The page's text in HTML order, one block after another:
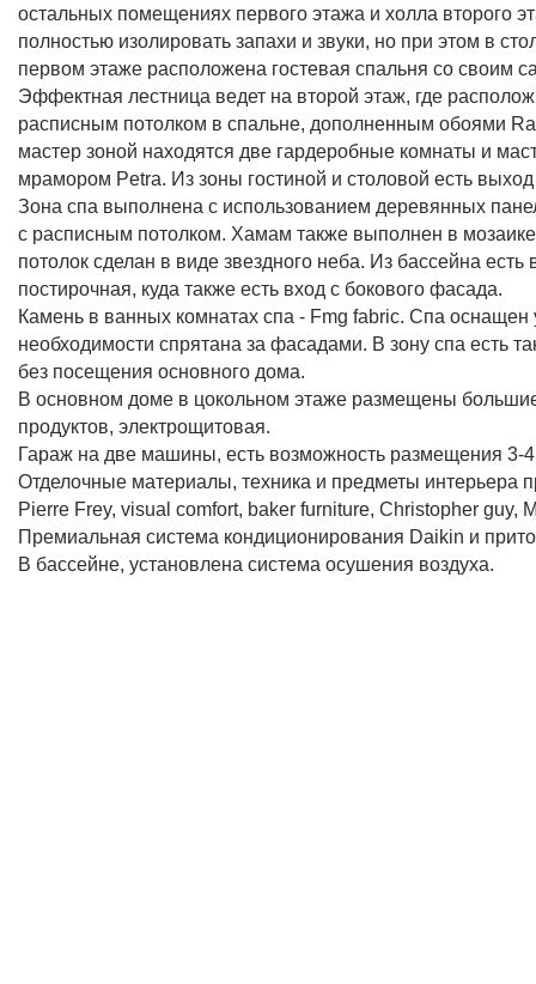
остальных помещениях первого этажа и холла второго
полностью изолировать запахи и звуки, но при этом в
первом этаже расположена гостевая спальня со своим
Эффектная лестница ведет на второй этаж, где
расписным потолком в спальне, дополненным обоями
мастер зоной находятся две гардеробные комнаты и
мрамором Petra. Из зоны гостиной и столовой есть
Зона спа выполнена с использованием деревянных
с расписным потолком. Хамам также выполнен в
потолок сделан в виде звездного неба. Из бассейна
постирочная, куда также есть вход с бокового фасада.
Камень в ванных комнатах спа - Fmg fabric. Спа
необходимости спрятана за фасадами. В зону спа есть
без посещения основного дома.
В основном доме в цокольном этаже размещены
продуктов, электрощитовая.
Гараж на две машины, есть возможность размещения
Отделочные материалы, техника и предметы
Pierre Frey, visual comfort, baker furniture, Christopher guy,
Премиальная система кондиционирования Daikin и
В бассейне, установлена система осушения воздуха.